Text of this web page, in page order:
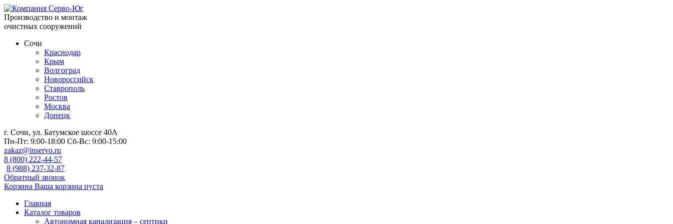
Производство и монтаж
очистных сооружений
Сочи
Краснодар
Крым
Волгоград
Новороссийск
Ставрополь
Ростов
Москва
Донецк
г. Сочи, ул. Батумское шоссе 40А
Пн-Пт: 9:00-18:00 Сб-Вс: 9:00-15:00
zakaz@inservo.ru
8 (800) 222-44-57
8 (988) 237-32-87
Обратный звонок
Корзина Ваша корзина пуста
Главная
Каталог товаров
Автономная канализация – септики